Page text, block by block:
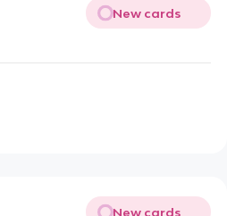
New cards
New cards